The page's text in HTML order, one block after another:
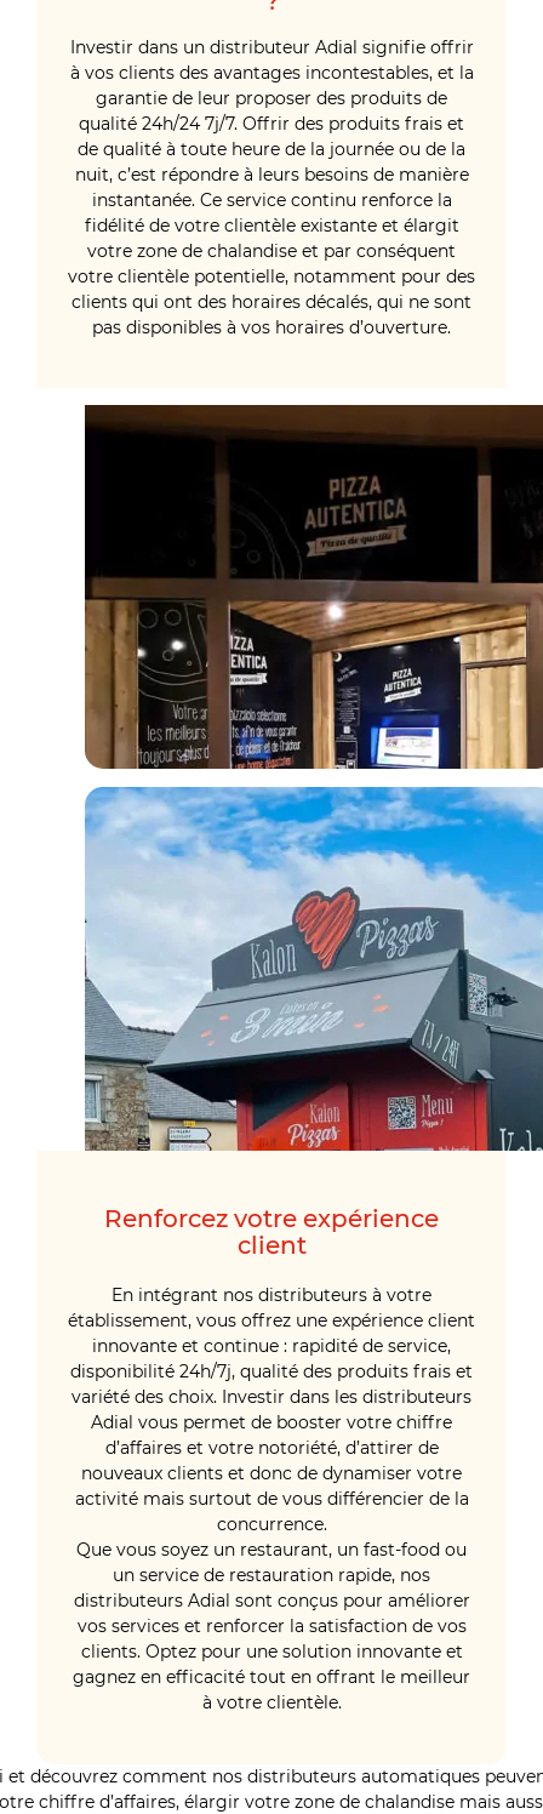
Investir dans un distributeur Adial signifie offrir
à vos clients des avantages incontestables, et la
garantie de leur proposer des produits de
qualité 24h/24 7j/7. Offrir des produits frais et
de qualité à toute heure de la journée ou de la
nuit, c’est répondre à leurs besoins de manière
instantanée. Ce service continu renforce la
fidélité de votre clientèle existante et élargit
votre zone de chalandise et par conséquent
votre clientèle potentielle, notamment pour des
clients qui ont des horaires décalés, qui ne sont
pas disponibles à vos horaires d’ouverture.
Renforcez votre expérience
client
En intégrant nos distributeurs à votre
établissement, vous offrez une expérience client
innovante et continue : rapidité de service,
disponibilité 24h/7j, qualité des produits frais et
variété des choix. Investir dans les distributeurs
Adial vous permet de booster votre chiffre
d’affaires et votre notoriété, d’attirer de
nouveaux clients et donc de dynamiser votre
activité mais surtout de vous différencier de la
concurrence.
Que vous soyez un restaurant, un fast-food ou
un service de restauration rapide, nos
distributeurs Adial sont conçus pour améliorer
vos services et renforcer la satisfaction de vos
clients. Optez pour une solution innovante et
gagnez en efficacité tout en offrant le meilleur
à votre clientèle.
et découvrez comment nos distributeurs automatiques
chiffre d’affaires, élargir votre zone de chalandise mais